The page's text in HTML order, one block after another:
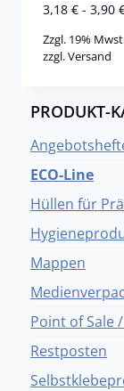
3,18 € - 3,90
Zzgl. 19%
zzgl.Versand
PRODUKT-
ECO-Line
Hüllen für
Mappen
Point of Sale
Restposten